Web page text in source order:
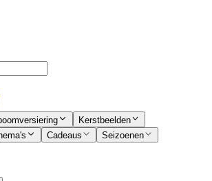
Kerstbeelden
Cadeaus Seizoenen